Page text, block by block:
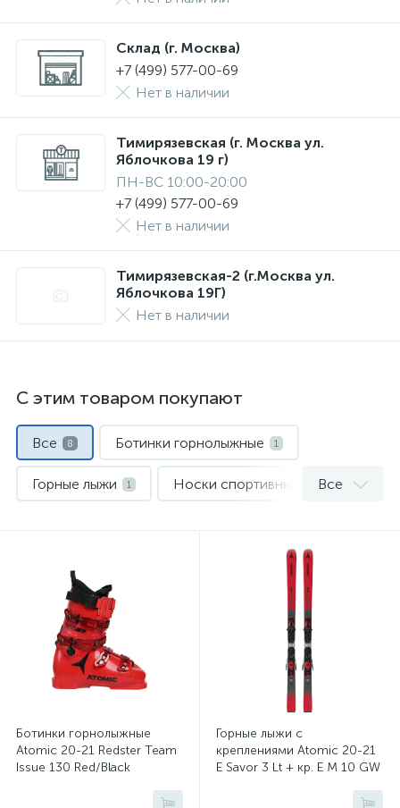
Склад (г. Москва)
+7 (499) 577-00-69
Нет в наличии
Тимирязевская (г. Москва ул.
Яблочкова 19 г)
ПН-ВС 10:00-20:00
+7 (499) 577-00-69
Нет в наличии
Тимирязевская-2 (г.Москва ул.
Яблочкова 19Г)
Нет в наличии
С этим товаром покупают
Все 8 Ботинки горнолыжные 1
Горные лыжи 1 Носки спортивные
Перчатки и варежки Термобелье 1
Шлемы 1 1
Все
Ботинки горнолыжные
Atomic 20-21 Redster Team
Issue 130 Red/Black
Горные лыжи с
креплениями Atomic 20-21
E Savor 3 Lt + кр. E M 10 GW